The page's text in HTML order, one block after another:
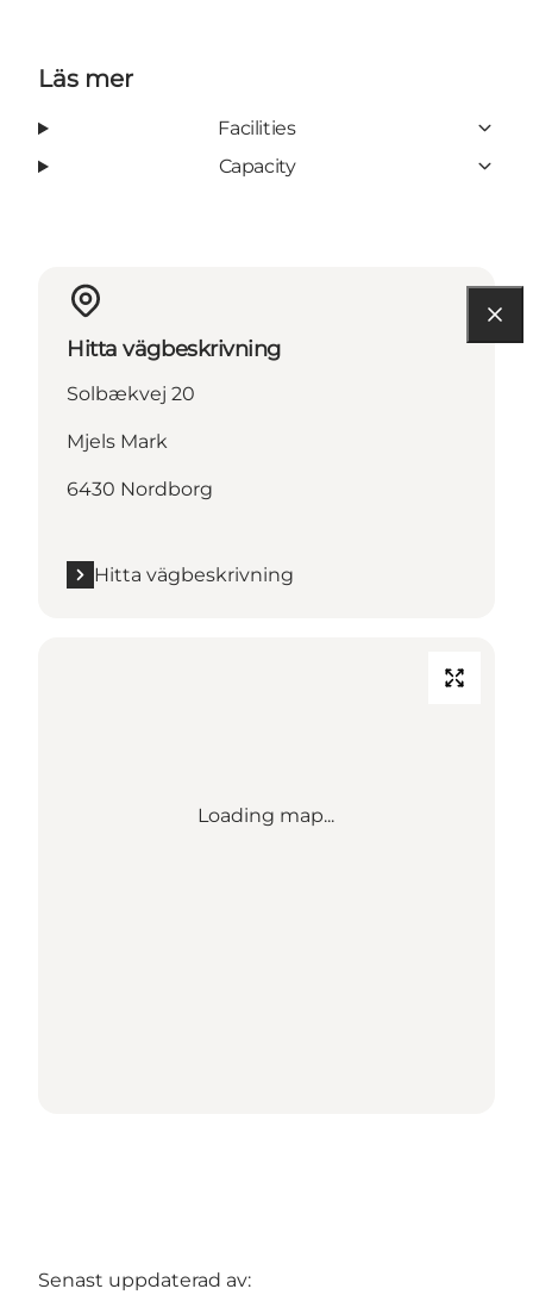
Läs mer
Facilities
Capacity
Hitta vägbeskrivning
Solbækvej 20
Mjels Mark
6430 Nordborg
Hitta vägbeskrivning
Loading map...
Senast uppdaterad av: